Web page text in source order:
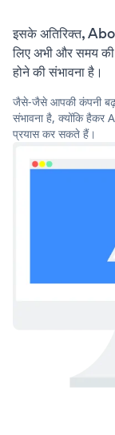
इसके अतिरिक्त,
लिए अभी और समय
होने की संभावना है।
जैसे-जैसे आपकी कंपनी
संभावना है, क्योंकि हैकर
प्रयास कर सकते हैं।